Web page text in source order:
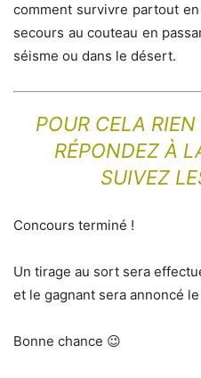
comment survivre partout
secours au couteau en
séisme ou dans le désert.
POUR CELA
RÉPONDEZ À
SUIVEZ
Concours terminé !
Un tirage au sort sera
et le gagnant sera annoncé
Bonne chance 😉